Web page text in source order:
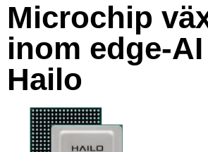
Microchip
inom edge-
Hailo